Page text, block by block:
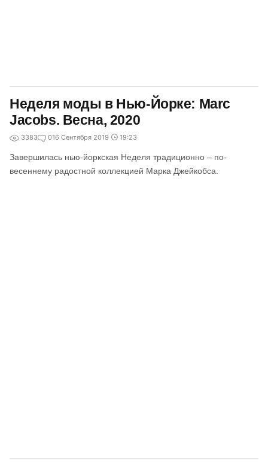
Неделя моды в Нью-Йорке: Marc
Jacobs. Весна, 2020
3383 016 Сентября 2019 19:23
Завершилась нью-йоркская Неделя традиционно – по-
весеннему радостной коллекцией Марка Джейкобса.